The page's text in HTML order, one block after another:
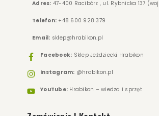
Adres: 47-400 Racibórz , ul. Rybnicka 137
Telefon: +48 600 928 379
Email: sklep@hrabikon.pl
Facebook: Sklep Jeździecki Hrabikon
Instagram: @hrabikon.pl
YouTube: Hrabikon – wiedza i sprzęt